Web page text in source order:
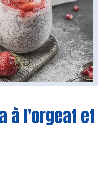
à l'orgeat et